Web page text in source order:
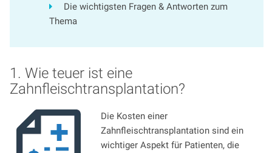
Die wichtigsten Fragen & Antworten zum
Thema
1. Wie teuer ist eine
Zahnfleischtransplantation?
Die Kosten einer
Zahnfleischtransplantation sind ein
wichtiger Aspekt für Patienten, die